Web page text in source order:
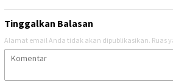
Tinggalkan Balasan
Alamat email Anda tidak akan dipublikasikan. Ruas